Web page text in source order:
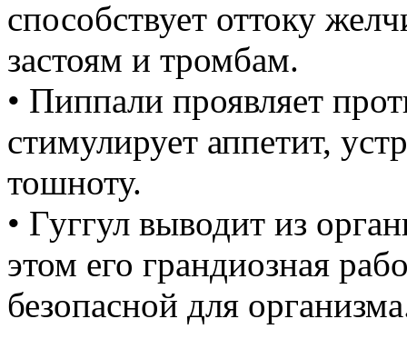
способствует оттоку
застоям и тромбам.
• Пиппали проявляет
стимулирует аппетит,
тошноту.
• Гуггул выводит из
этом его грандиозная
безопасной для